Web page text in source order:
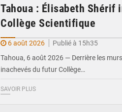
Tahoua : Élisabeth Shérif
Collège Scientifique
6 août 2026
Publié à 15h35
Tahoua, 6 août 2026 — Derrière les
inachevés du futur Collège…
SAVOIR PLUS